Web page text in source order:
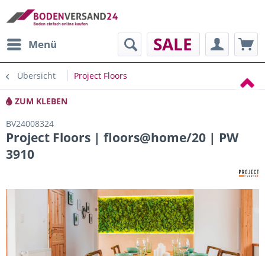
Menü SALE
Übersicht Project Floors
ZUM KLEBEN
BV24008324
Project Floors | floors@home/20 | PW
3910